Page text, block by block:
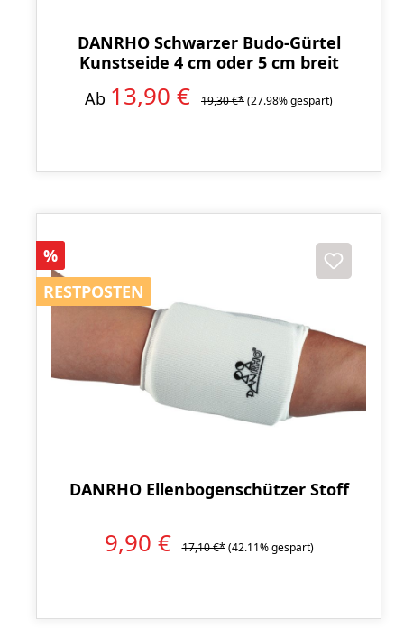
DANRHO Schwarzer Budo-Gürtel
Kunstseide 4 cm oder 5 cm breit
Ab 13,90 € 19,30 €*(27.98% gespart)
Rabatt
%
RESTPOSTEN
RESTPOSTEN
DANRHO Ellenbogenschützer Stoff
9,90 € 17,10 €* (42.11% gespart)